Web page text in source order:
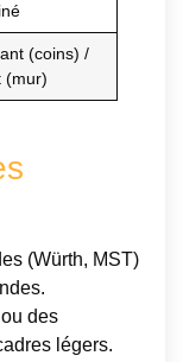
(coins) /
(mur)
(Würth, MST)
des
légers.